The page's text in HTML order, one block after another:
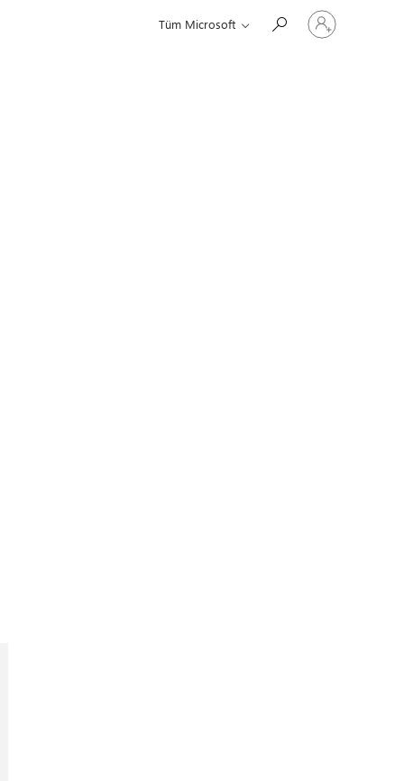
Tüm Microsoft
Hesabınızda
oturum
açın